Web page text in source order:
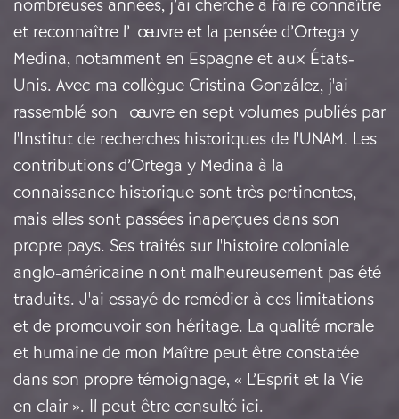
nombreuses années, j’ai cherché à faire connaître
et reconnaître l’œuvre et la pensée d’Ortega y
Medina, notamment en Espagne et aux États-
Unis. Avec ma collègue Cristina González, j'ai
rassemblé son œuvre en sept volumes publiés par
l'Institut de recherches historiques de l'UNAM. Les
contributions d’Ortega y Medina à la
connaissance historique sont très pertinentes,
mais elles sont passées inaperçues dans son
propre pays. Ses traités sur l'histoire coloniale
anglo-américaine n'ont malheureusement pas été
traduits. J'ai essayé de remédier à ces limitations
et de promouvoir son héritage. La qualité morale
et humaine de mon Maître peut être constatée
dans son propre témoignage, « L’Esprit et la Vie
en clair ». Il peut être consulté ici.